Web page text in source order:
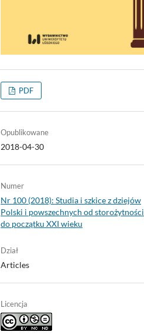
PDF
Opublikowane
2018-04-30
Numer
Nr 100 (2018): Studia i szkice z dziejów
Polski i powszechnych od storożytności
do początku XXI wieku
Dział
Articles
Licencja